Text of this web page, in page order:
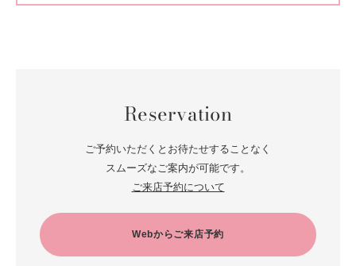
Reservation
ご予約いただくとお待たせすることなく
スムーズなご案内が可能です。
ご来店予約について
Webからご来店予約